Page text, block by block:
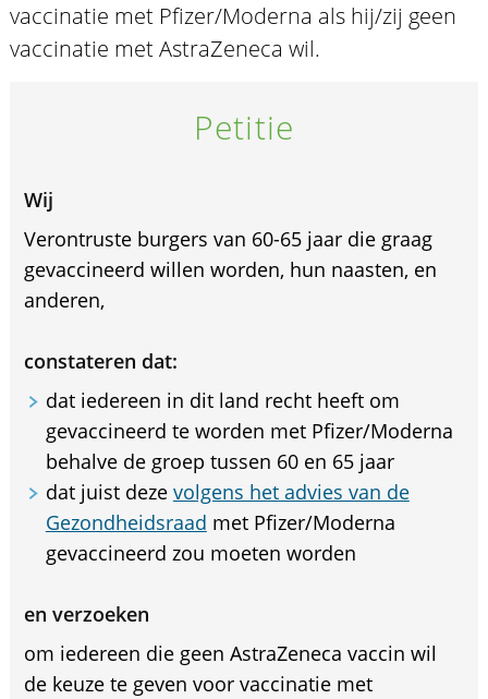
vaccinatie met Pfizer/Moderna als hij/zij geen
vaccinatie met AstraZeneca wil.
Petitie
Wij
Verontruste burgers van 60-65 jaar die graag
gevaccineerd willen worden, hun naasten, en
anderen,
constateren dat:
dat iedereen in dit land recht heeft om
gevaccineerd te worden met Pfizer/Moderna
behalve de groep tussen 60 en 65 jaar
dat juist deze volgens het advies van de
Gezondheidsraad met Pfizer/Moderna
gevaccineerd zou moeten worden
en verzoeken
om iedereen die geen AstraZeneca vaccin wil
de keuze te geven voor vaccinatie met